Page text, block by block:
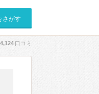
さがす
口コミ